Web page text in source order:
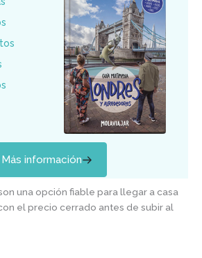
Más información
una opción fiable para llegar a casa
el precio cerrado antes de subir al